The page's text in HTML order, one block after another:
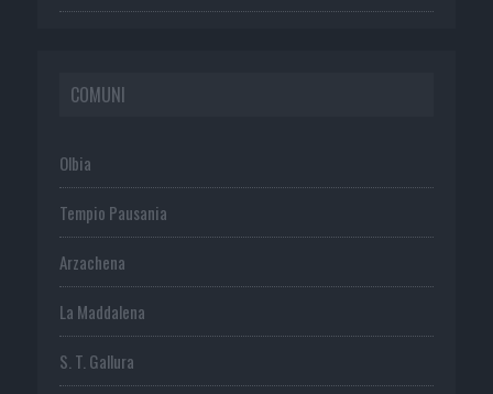
COMUNI
Olbia
Tempio Pausania
Arzachena
La Maddalena
S. T. Gallura